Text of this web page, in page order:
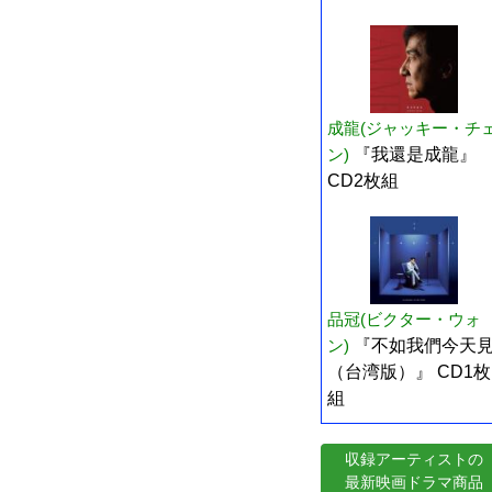
成龍(ジャッキー・チ
ン)
『我還是成龍』
CD2枚組
品冠(ビクター・ウォ
ン)
『不如我們今天見
（台湾版）』 CD1枚
組
収録アーティストの
最新映画ドラマ商品